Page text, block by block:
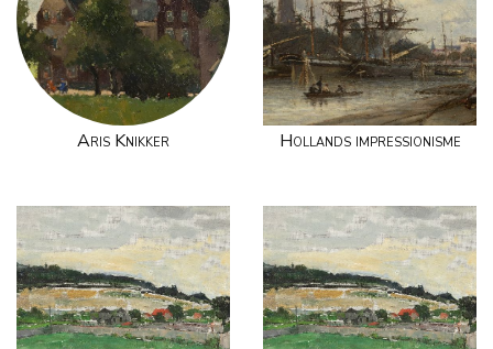
Aris Knikker Hollands impressionisme